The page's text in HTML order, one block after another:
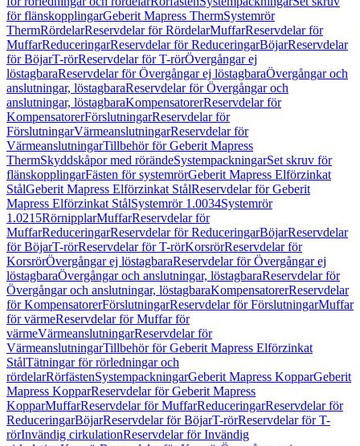
för flänskopplingarGeberit Mapress ThermSystemrör
ThermRördelarReservdelar för RördelarMuffarReservdelar för
MuffarReduceringarReservdelar för ReduceringarBöjarReservdelar
för BöjarT-rörReservdelar för T-rörÖvergångar ej
löstagbaraReservdelar för Övergångar ej löstagbaraÖvergångar och
anslutningar, löstagbaraReservdelar för Övergångar och
anslutningar, löstagbaraKompensatorerReservdelar för
KompensatorerFörslutningarReservdelar för
FörslutningarVärmeanslutningarReservdelar för
VärmeanslutningarTillbehör för Geberit Mapress
ThermSkyddskåpor med rörändeSystempackningarSet skruv för
flänskopplingarFästen för systemrörGeberit Mapress Elförzinkat
StålGeberit Mapress Elförzinkat StålReservdelar för Geberit
Mapress Elförzinkat StålSystemrör 1.0034Systemrör
1.0215RörnipplarMuffarReservdelar för
MuffarReduceringarReservdelar för ReduceringarBöjarReservdelar
för BöjarT-rörReservdelar för T-rörKorsrörReservdelar för
KorsrörÖvergångar ej löstagbaraReservdelar för Övergångar ej
löstagbaraÖvergångar och anslutningar, löstagbaraReservdelar för
Övergångar och anslutningar, löstagbaraKompensatorerReservdelar
för KompensatorerFörslutningarReservdelar för FörslutningarMuffar
för värmeReservdelar för Muffar för
värmeVärmeanslutningarReservdelar för
VärmeanslutningarTillbehör för Geberit Mapress Elförzinkat
StålTätningar för rörledningar och
rördelarRörfästenSystempackningarGeberit Mapress KopparGeberit
Mapress KopparReservdelar för Geberit Mapress
KopparMuffarReservdelar för MuffarReduceringarReservdelar för
ReduceringarBöjarReservdelar för BöjarT-rörReservdelar för T-
rörInvändig cirkulationReservdelar för Invändig